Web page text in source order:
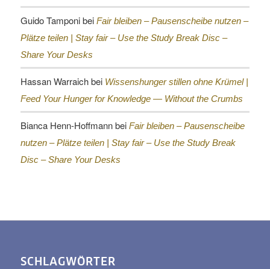
Guido Tamponibei Fair bleiben – Pausenscheibe nutzen –
Plätze teilen | Stay fair – Use the Study Break Disc –
Share Your Desks
Hassan Warraichbei Wissenshunger stillen ohne Krümel |
Feed Your Hunger for Knowledge — Without the Crumbs
Bianca Henn-Hoffmannbei Fair bleiben – Pausenscheibe
nutzen – Plätze teilen | Stay fair – Use the Study Break
Disc – Share Your Desks
SCHLAGWÖRTER